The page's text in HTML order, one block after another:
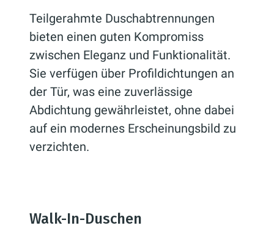
Teilgerahmte Duschabtrennungen
bieten einen guten Kompromiss
zwischen Eleganz und Funktionalität.
Sie verfügen über Profildichtungen an
der Tür, was eine zuverlässige
Abdichtung gewährleistet, ohne dabei
auf ein modernes Erscheinungsbild zu
verzichten.
Walk-In-Duschen